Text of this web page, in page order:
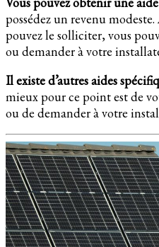
possédez un revenu
pouvez le solliciter, vous
ou demander à votre
Il existe d’autres aides
mieux pour ce point est de
ou de demander à votre